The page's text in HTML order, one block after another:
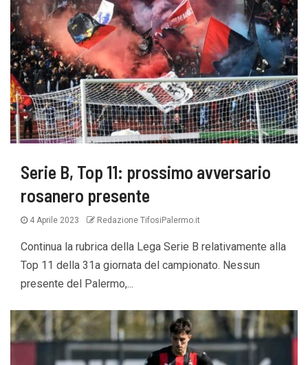
Serie B, Top 11: prossimo avversario
rosanero presente
4 Aprile 2023 Redazione TifosiPalermo.it
Continua la rubrica della Lega Serie B relativamente alla
Top 11 della 31a giornata del campionato. Nessun
presente del Palermo,...